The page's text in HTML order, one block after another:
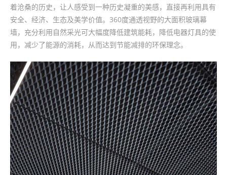
着沧桑的历史，让人感受到一种历史凝重的美感，直接再利用具有
安全、经济、生态及美学价值。360度通透视野的大面积玻璃幕
墙，充分利用自然采光可大幅度降低建筑能耗，降低电器灯具的使
用，减少了能源的消耗，从而达到节能减排的环保理念。